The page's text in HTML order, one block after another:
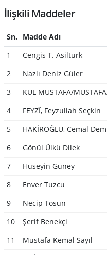
İlişkili Maddeler
Sn. Madde Adı
1
Cengis T. Asiltürk
2 Nazlı Deniz Güler
3 KUL MUSTAFA/
4 FEYZÎ, Feyzullah Seçkin
5 HAKİROĞLU, Cemal
6 Gönül Ülkü Dilek
7 Hüseyin Güney
8 Enver Tuzcu
9 Necip Tosun
10 Şerif Benekçi
11 Mustafa Kemal Sayıl